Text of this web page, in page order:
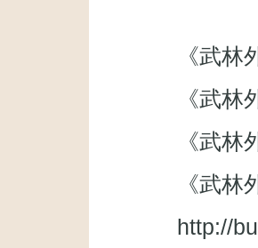
《武林外
《武林外
《武林外
《武林外
http://